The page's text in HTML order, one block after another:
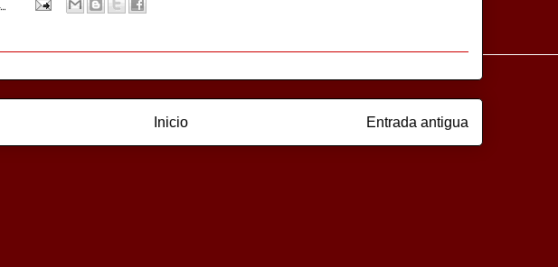
Entrada antigua
Inicio